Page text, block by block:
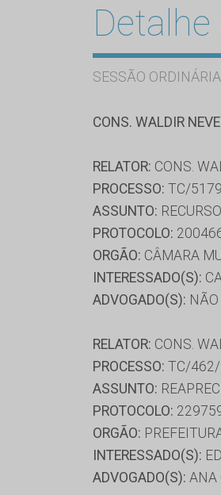
Detalhe
SESSÃO
CONS. WALDIR
RELATOR: CONS.
PROCESSO: TC/
ASSUNTO:
PROTOCOLO:
ORGÃO: CÂMARA
INTERESSADO(S):
ADVOGADO(S):
RELATOR: CONS.
PROCESSO: TC/
ASSUNTO:
PROTOCOLO:
ORGÃO:
INTERESSADO(S):
ADVOGADO(S): ANA